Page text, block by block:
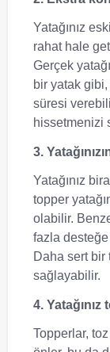
Yatağınız
rahat hale
Gerçek
bir yatak
süresi
hissetmenizi
3.
Yatağınız
topper
olabilir.
fazla desteğe
Daha sert bir
sağlayabilir.
4. Yatağınız
Topperlar,